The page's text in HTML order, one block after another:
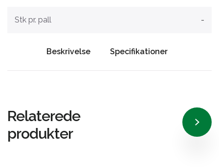
Stk pr. pall -
Beskrivelse Specifikationer
Relaterede
produkter